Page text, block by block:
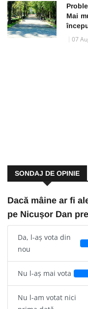
Mai
07
SONDAJ DE OPINIE
Dacă mâine ar fi
pe Nicușor Dan
Da, l-aș vota din
nou
Nu l-aș mai vota
Nu l-am votat nici